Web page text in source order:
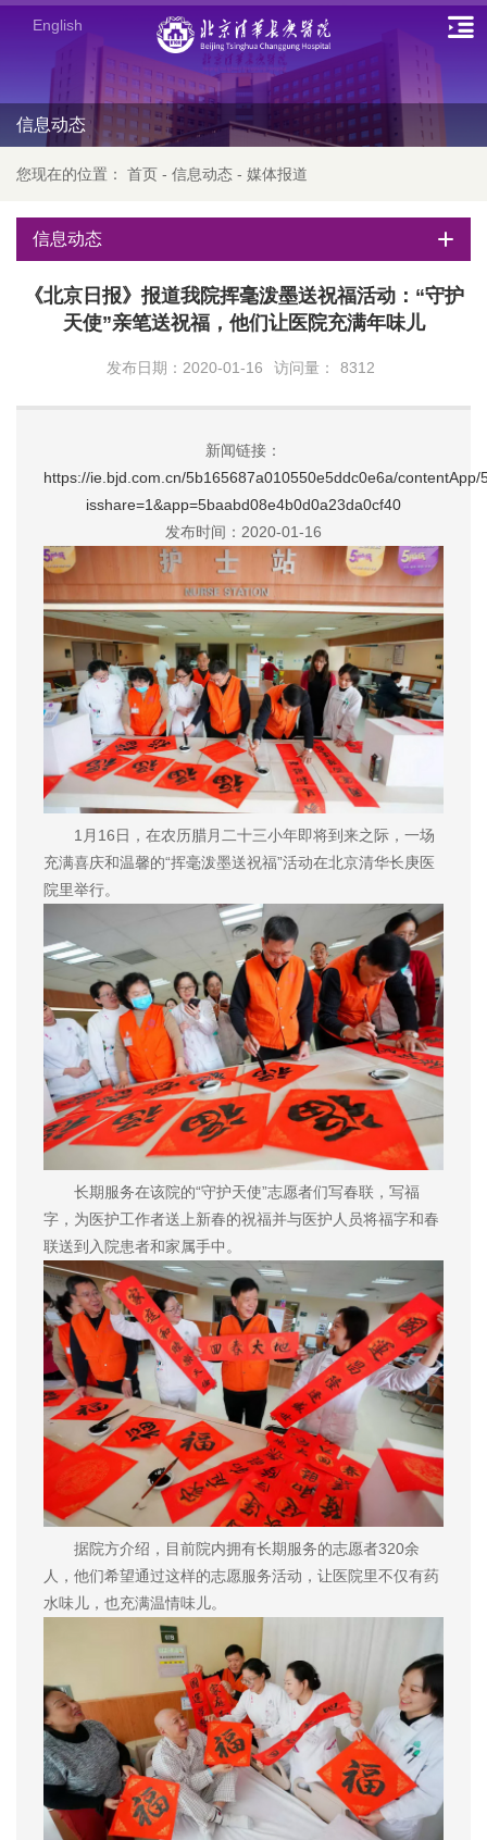
English
信息动态
您现在的位置： 首页 - 信息动态 - 媒体报道
信息动态
《北京日报》报道我院挥毫泼墨送祝福活动：“守护
天使”亲笔送祝福，他们让医院充满年味儿
发布日期：2020-01-16 访问量： 8312
新闻链接：
https://ie.bjd.com.cn/5b165687a010550e5ddc0e6a/
isshare=1&app=5baabd08e4b0d0a23da0cf40
发布时间：2020-01-16
1月16日，在农历腊月二十三小年即将到来之际，一场
充满喜庆和温馨的“挥毫泼墨送祝福”活动在北京清华长庚医
院里举行。
长期服务在该院的“守护天使”志愿者们写春联，写福
字，为医护工作者送上新春的祝福并与医护人员将福字和春
联送到入院患者和家属手中。
据院方介绍，目前院内拥有长期服务的志愿者320余
人，他们希望通过这样的志愿服务活动，让医院里不仅有药
水味儿，也充满温情味儿。